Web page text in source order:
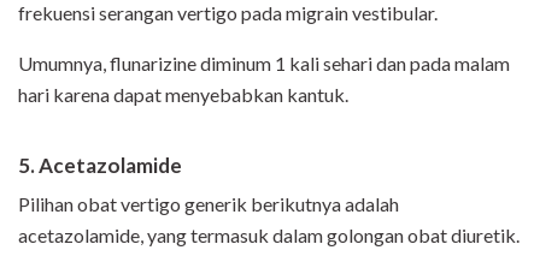
frekuensi serangan vertigo pada migrain vestibular.
Umumnya, flunarizine diminum 1 kali sehari dan pada malam
hari karena dapat menyebabkan kantuk.
5. Acetazolamide
Pilihan obat vertigo generik berikutnya adalah
acetazolamide, yang termasuk dalam golongan obat diuretik.